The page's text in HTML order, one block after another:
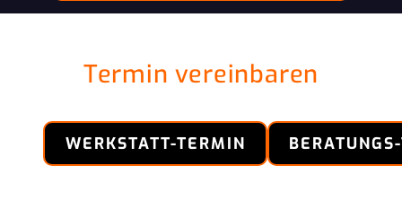
Termin vereinbaren
WERKSTATT-TERMIN